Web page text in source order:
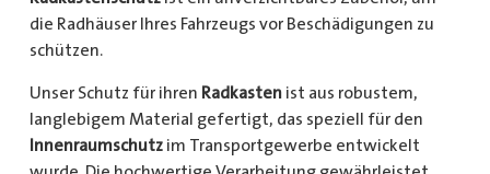
die Radhäuser Ihres Fahrzeugs vor Beschädigungen zu
schützen.
Unser Schutz für ihren Radkastenist aus robustem,
langlebigem Material gefertigt, das speziell für den
Innenraumschutzim Transportgewerbe entwickelt